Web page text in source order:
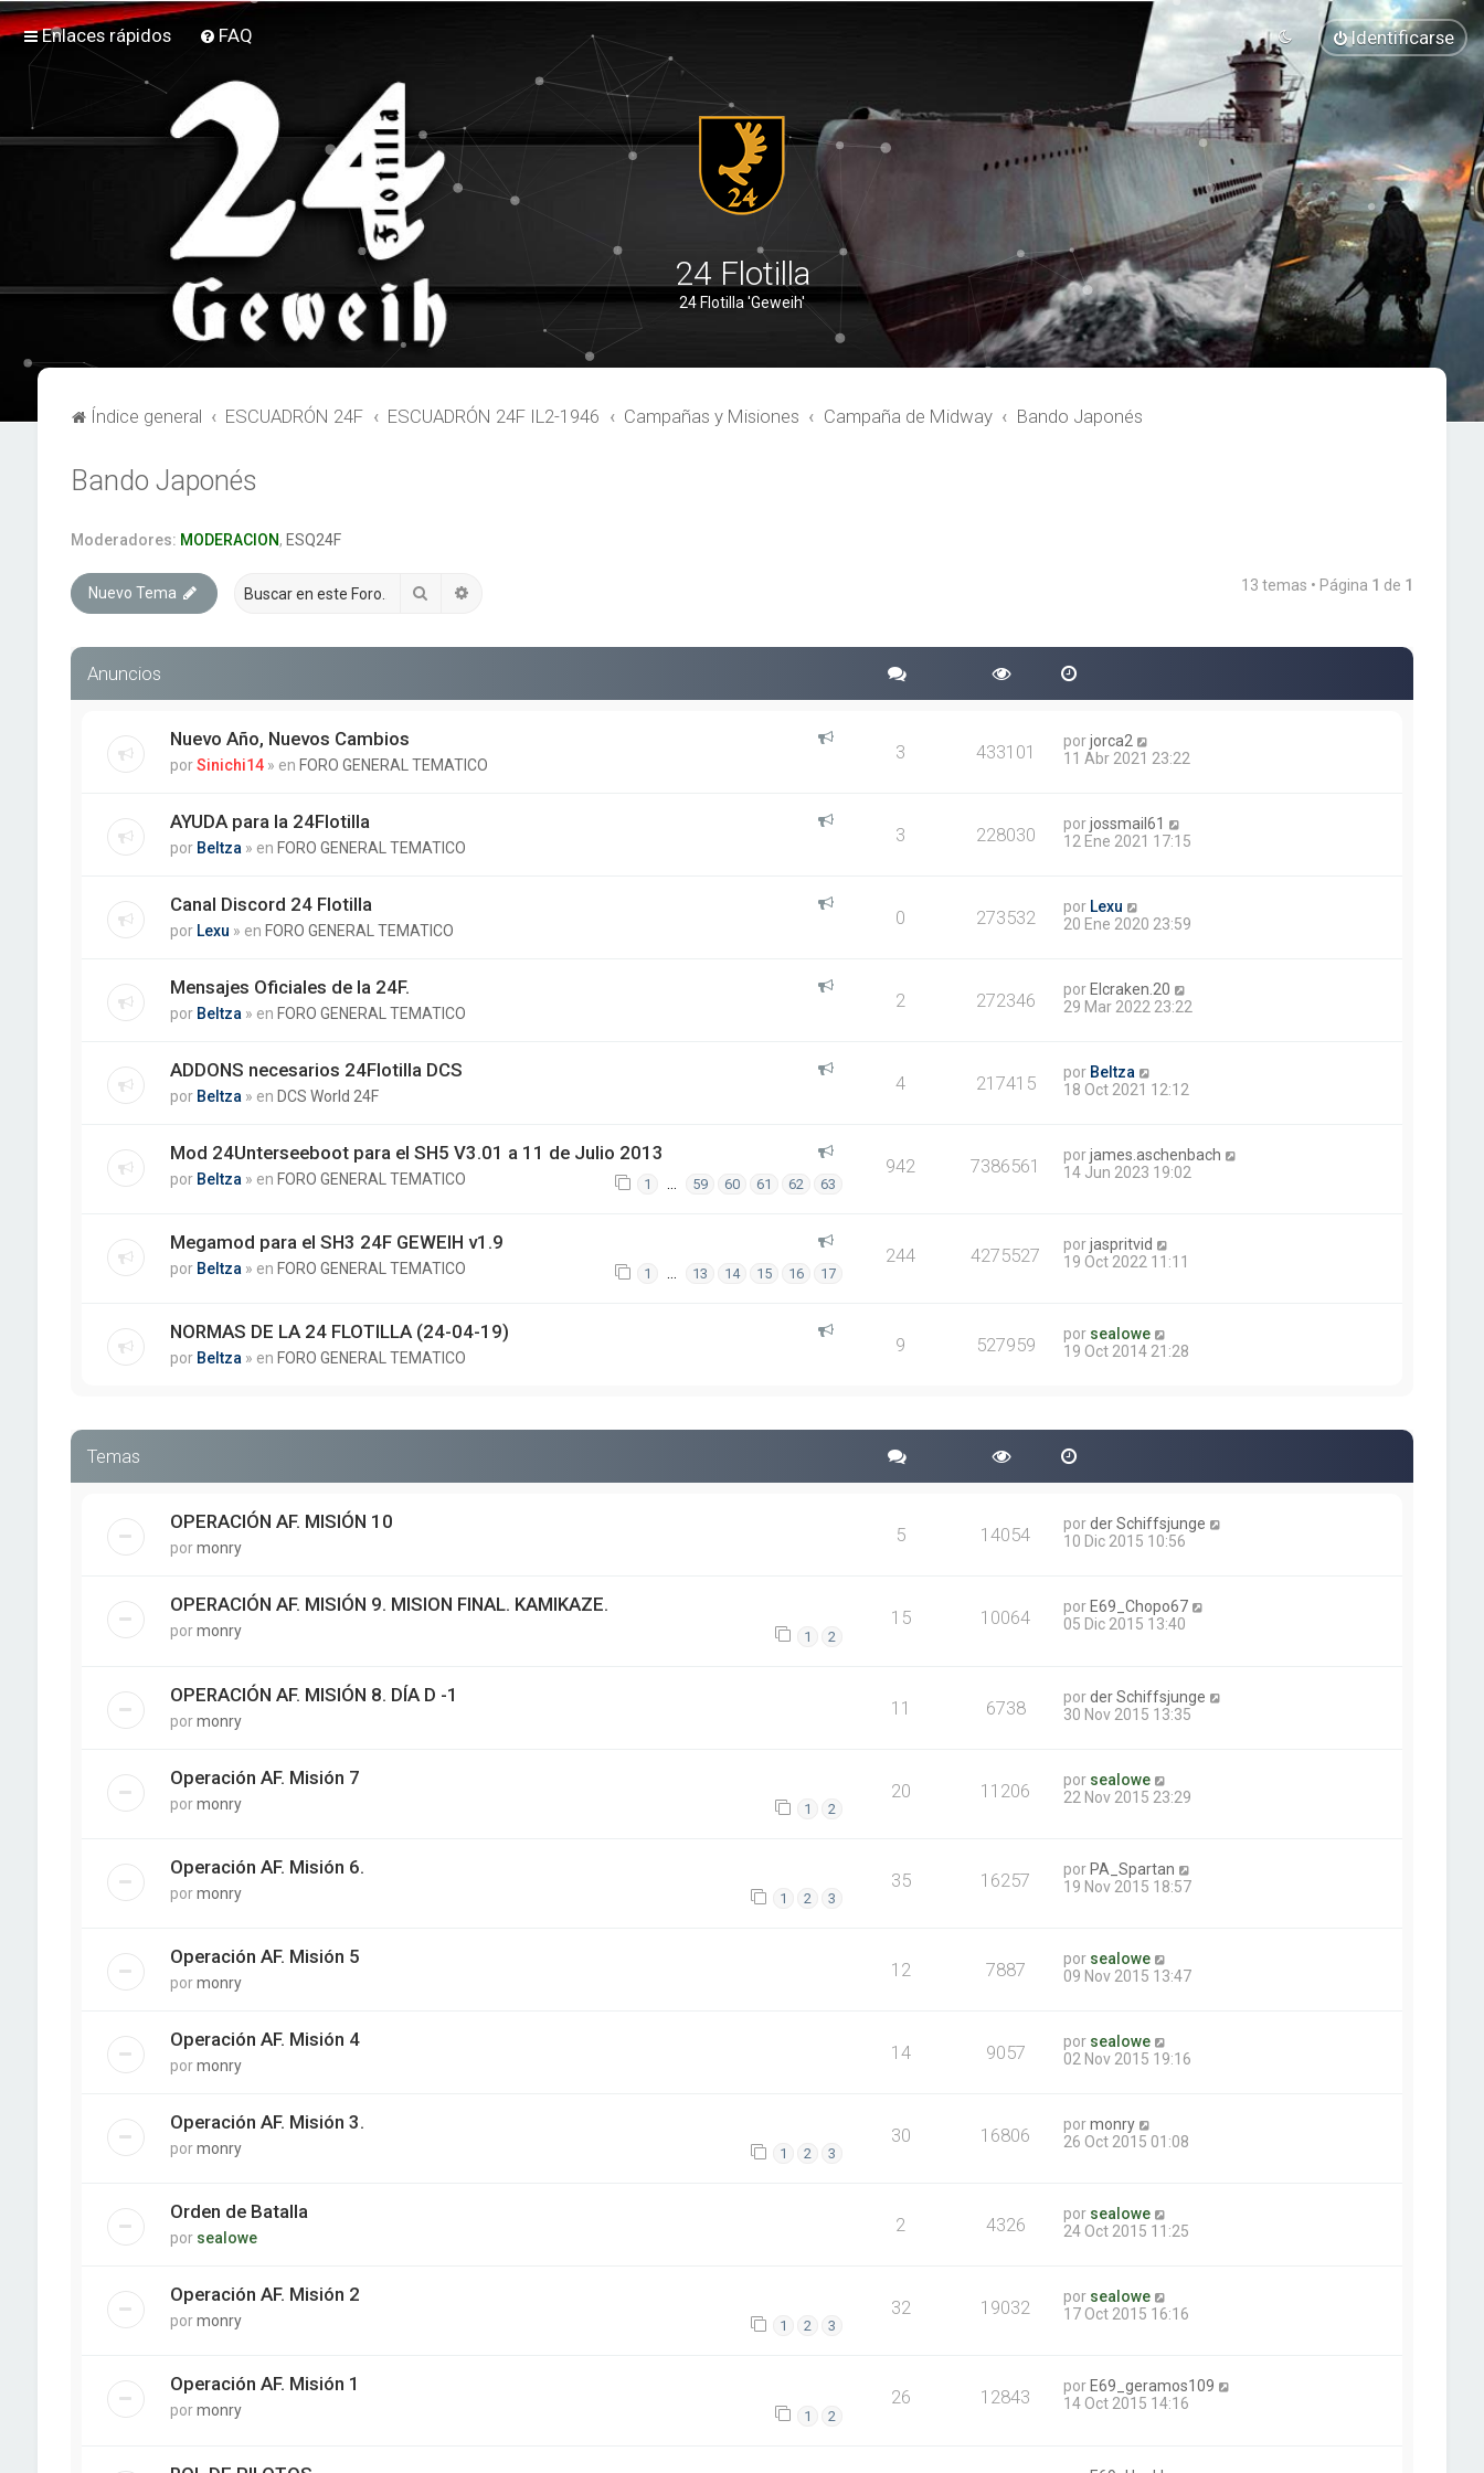
Enlaces rápidos FAQ Identificarse
24 Flotilla
24 Flotilla 'Geweih'
Índice general ESCUADRÓN 24F ESCUADRÓN 24F IL2-1946 Campañas y Misiones Campaña de Midway Bando Japonés
Bando Japonés
Moderadores: MODERACION, ESQ24F
Nuevo Tema Buscar 13 temas • Página 1 de 1
Anuncios
Nuevo Año, Nuevos Cambios
porSinichi14 » en FORO GENERAL TEMATICO
3 433101 porjorca2
11 Abr 2021 23:22
AYUDA para la 24Flotilla
por Beltza » en FORO GENERAL TEMATICO
3 228030 porjossmail61
12 Ene 2021 17:15
Canal Discord 24 Flotilla
por Lexu » en FORO GENERAL TEMATICO
0 273532 por Lexu
20 Ene 2020 23:59
Mensajes Oficiales de la 24F.
por Beltza » en FORO GENERAL TEMATICO
2 272346 por Elcraken.20
29 Mar 2022 23:22
ADDONS necesarios 24Flotilla DCS
por Beltza » en DCS World 24F
4 217415 por Beltza
18 Oct 2021 12:12
Mod 24Unterseeboot para el SH5 V3.01 a 11 de Julio 2013
por Beltza » en FORO GENERAL TEMATICO 1 … 59 60 61 62 63
942 7386561 porjames.aschenbach
14 Jun 2023 19:02
Megamod para el SH3 24F GEWEIH v1.9
por Beltza » en FORO GENERAL TEMATICO 1 … 13 14 15 16 17
244 4275527 porjaspritvid
19 Oct 2022 11:11
NORMAS DE LA 24 FLOTILLA (24-04-19)
por Beltza » en FORO GENERAL TEMATICO
9 527959 por sealowe
19 Oct 2014 21:28
Temas
OPERACIÓN AF. MISIÓN 10
pormonry
5 14054 porder Schiffsjunge
10 Dic 2015 10:56
OPERACIÓN AF. MISIÓN 9. MISION FINAL. KAMIKAZE.
pormonry 1 2
15 10064 por E69_Chopo67
05 Dic 2015 13:40
OPERACIÓN AF. MISIÓN 8. DÍA D -1
pormonry
11 6738 porder Schiffsjunge
30 Nov 2015 13:35
Operación AF. Misión 7
pormonry 1 2
20 11206 por sealowe
22 Nov 2015 23:29
Operación AF. Misión 6.
pormonry 1 2 3
35 16257 por PA_Spartan
19 Nov 2015 18:57
Operación AF. Misión 5
pormonry
12 7887 por sealowe
09 Nov 2015 13:47
Operación AF. Misión 4
pormonry
14 9057 por sealowe
02 Nov 2015 19:16
Operación AF. Misión 3.
pormonry 1 2 3
30 16806 pormonry
26 Oct 2015 01:08
Orden de Batalla
por sealowe
2 4326 por sealowe
24 Oct 2015 11:25
Operación AF. Misión 2
pormonry 1 2 3
32 19032 por sealowe
17 Oct 2015 16:16
Operación AF. Misión 1
pormonry 1 2
26 12843 por E69_geramos109
14 Oct 2015 14:16